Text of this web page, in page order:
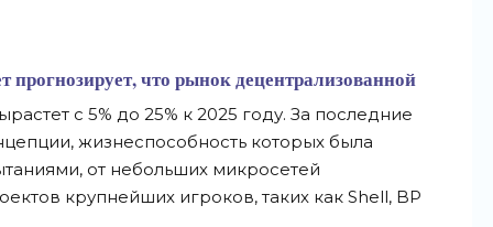
прогнозирует, что рынок децентрализованной
с 5% до 25% к 2025 году. За последние
жизнеспособность которых была
от небольших микросетей
крупнейших игроков, таких как Shell, BP